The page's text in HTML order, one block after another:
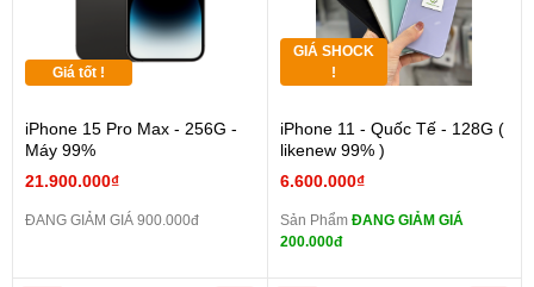
Giá tốt !
iPhone 15 Pro Max - 256G -
Máy 99%
21.900.000₫
ĐANG GIẢM GIÁ 900.000đ
GIÁ SHOCK
!
iPhone 11 - Quốc Tế - 128G (
likenew 99% )
6.600.000₫
Sản Phẩm ĐANG GIẢM GIÁ
200.000đ